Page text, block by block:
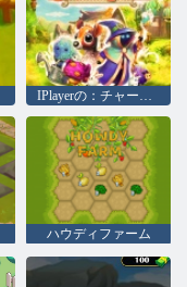
IPlayerの：チャームファーム
ハウディファーム